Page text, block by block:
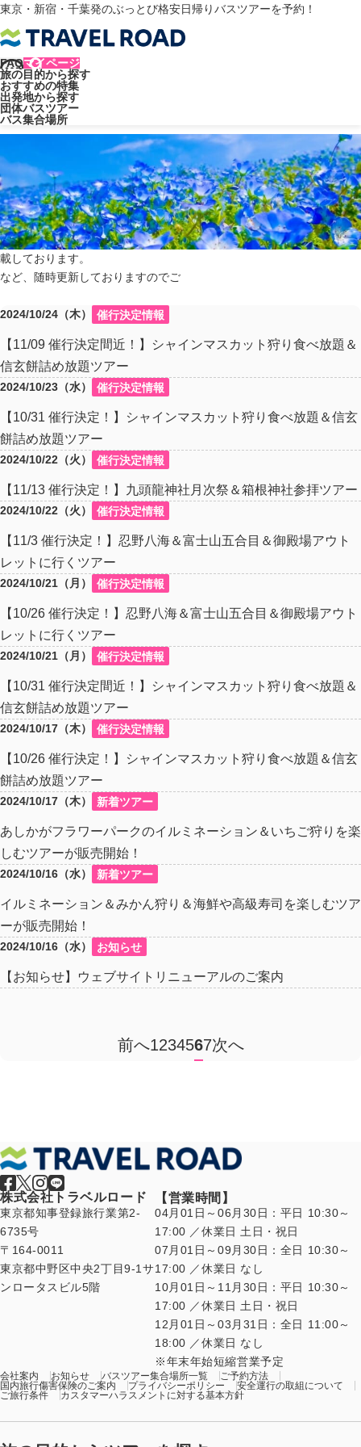
東京・新宿・千葉発のぶっとび格安日帰りバスツアーを予約！
FAQマイページ
旅の目的から探す
おすすめの特集
出発地から探す
団体バスツアー
バス集合場所
トラベルロード
トラベルロードからのお知らせ
しております。
ど、随時更新しておりますのでご
2024/10/24（木） 催行決定情報
【11/09 催行決定間近！】シャインマスカット狩り食べ放題＆
信玄餅詰め放題ツアー
2024/10/23（水） 催行決定情報
【10/31 催行決定！】シャインマスカット狩り食べ放題＆信玄
餅詰め放題ツアー
2024/10/22（火） 催行決定情報
【11/13 催行決定！】九頭龍神社月次祭＆箱根神社参拝ツアー
2024/10/22（火） 催行決定情報
【11/3 催行決定！】忍野八海＆富士山五合目＆御殿場アウト
レットに行くツアー
2024/10/21（月） 催行決定情報
【10/26 催行決定！】忍野八海＆富士山五合目＆御殿場アウト
レットに行くツアー
2024/10/21（月） 催行決定情報
【10/31 催行決定間近！】シャインマスカット狩り食べ放題＆
信玄餅詰め放題ツアー
2024/10/17（木） 催行決定情報
【10/26 催行決定！】シャインマスカット狩り食べ放題＆信玄
餅詰め放題ツアー
2024/10/17（木） 新着ツアー
あしかがフラワーパークのイルミネーション＆いちご狩りを楽
しむツアーが販売開始！
2024/10/16（水） 新着ツアー
イルミネーション＆みかん狩り＆海鮮や高級寿司を楽しむツア
ーが販売開始！
2024/10/16（水） お知らせ
【お知らせ】ウェブサイトリニューアルのご案内
り
前へ1234567次へ
株式会社トラベルロード
東京都知事登録旅行業第2-
6735号
〒164-0011
東京都中野区中央2丁目9-1サ
ンロータスビル5階
【営業時間】
04月01日～06月30日：平日 10:30～
17:00 ／休業日 土日・祝日
07月01日～09月30日：全日 10:30～
17:00 ／休業日 なし
10月01日～11月30日：平日 10:30～
17:00 ／休業日 土日・祝日
12月01日～03月31日：全日 11:00～
18:00 ／休業日 なし
年末年始短縮営業予定
会社案内 お知らせ バスツアー集合場所一覧
ご予約方法
国内旅行傷害保険のご案内
プライバシーポリシー
安全運行の取組について
ご旅行条件
カスタマーハラスメントに対する基本方針